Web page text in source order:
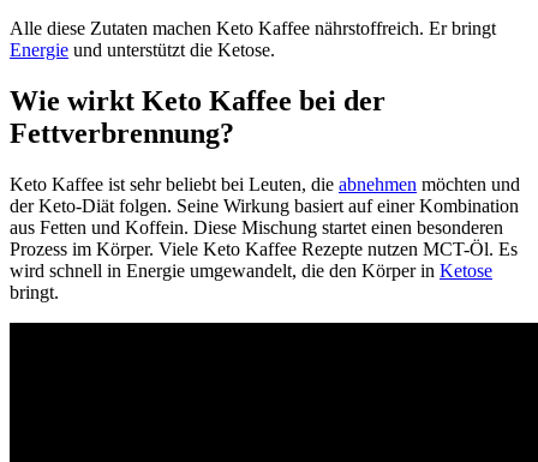
Alle diese Zutaten machen Keto Kaffee nährstoffreich. Er bringt
Energie und unterstützt die Ketose.
Wie wirkt Keto Kaffee bei der
Fettverbrennung?
Keto Kaffee ist sehr beliebt bei Leuten, die abnehmen möchten und
der Keto-Diät folgen. Seine Wirkung basiert auf einer Kombination
aus Fetten und Koffein. Diese Mischung startet einen besonderen
Prozess im Körper. Viele Keto Kaffee Rezepte nutzen MCT-Öl. Es
wird schnell in Energie umgewandelt, die den Körper in Ketose
bringt.